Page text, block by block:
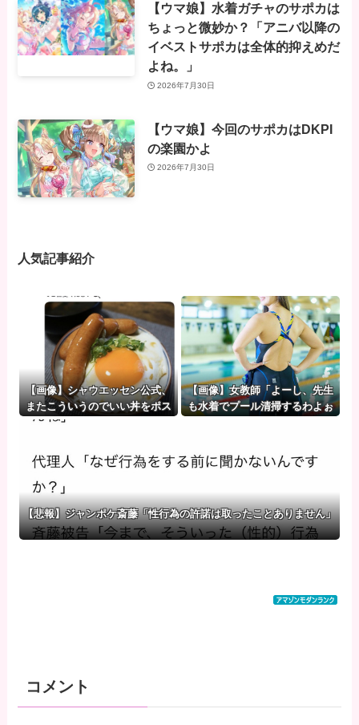
【ウマ娘】水着ガチャのサポカは
ちょっと微妙か？「アニバ以降の
イベストサポカは全体的抑えめだ
よね。」
2026年7月30日
【ウマ娘】今回のサポカはDKPI
の楽園かよ
2026年7月30日
人気記事紹介
【画像】シャウエッセン公式、
またこういうのでいい丼をポス
【画像】女教師「よーし、先生
も水着でプール清掃するわよぉ
【悲報】ジャンポケ斎藤「性行為の許諾は取ったことありません」
コメント